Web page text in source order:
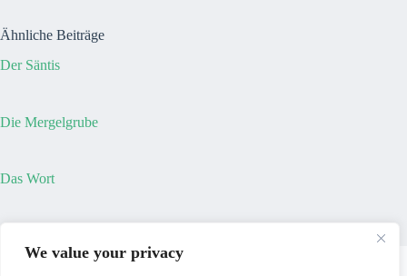
We value your privacy
Ähnliche Beiträge
Der Säntis
Die Mergelgrube
Das Wort